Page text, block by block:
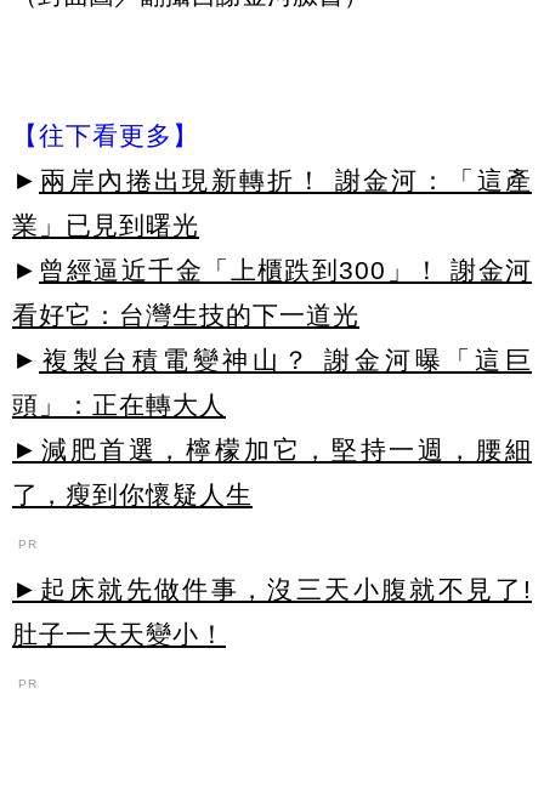
【往下看更多】
► 兩岸內捲出現新轉折！ 謝金河：「這產
業」已見到曙光
► 曾經逼近千金「上櫃跌到300」！ 謝金河
看好它：台灣生技的下一道光
► 複製台積電變神山？ 謝金河曝「這巨
頭」：正在轉大人
►減肥首選，檸檬加它，堅持一週，腰細
了，瘦到你懷疑人生
PR
►起床就先做件事，沒三天小腹就不見了!
肚子一天天變小！
PR